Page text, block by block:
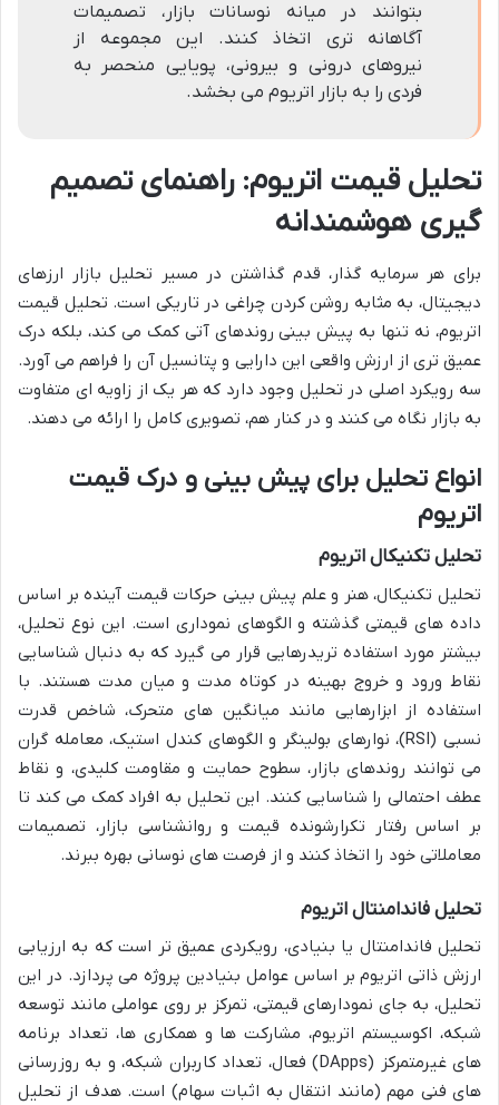
بتوانند در میانه نوسانات بازار، تصمیمات
آگاهانه تری اتخاذ کنند. این مجموعه از
نیروهای درونی و بیرونی، پویایی منحصر به
فردی را به بازار اتریوم می بخشد.
تحلیل قیمت اتریوم: راهنمای تصمیم
گیری هوشمندانه
برای هر سرمایه گذار، قدم گذاشتن در مسیر تحلیل بازار ارزهای
دیجیتال، به مثابه روشن کردن چراغی در تاریکی است. تحلیل قیمت
اتریوم، نه تنها به پیش بینی روندهای آتی کمک می کند، بلکه درک
عمیق تری از ارزش واقعی این دارایی و پتانسیل آن را فراهم می آورد.
سه رویکرد اصلی در تحلیل وجود دارد که هر یک از زاویه ای متفاوت
به بازار نگاه می کنند و در کنار هم، تصویری کامل را ارائه می دهند.
انواع تحلیل برای پیش بینی و درک قیمت
اتریوم
تحلیل تکنیکال اتریوم
تحلیل تکنیکال، هنر و علم پیش بینی حرکات قیمت آینده بر اساس
داده های قیمتی گذشته و الگوهای نموداری است. این نوع تحلیل،
بیشتر مورد استفاده تریدرهایی قرار می گیرد که به دنبال شناسایی
نقاط ورود و خروج بهینه در کوتاه مدت و میان مدت هستند. با
استفاده از ابزارهایی مانند میانگین های متحرک، شاخص قدرت
نسبی (RSI)، نوارهای بولینگر و الگوهای کندل استیک، معامله گران
می توانند روندهای بازار، سطوح حمایت و مقاومت کلیدی، و نقاط
عطف احتمالی را شناسایی کنند. این تحلیل به افراد کمک می کند تا
بر اساس رفتار تکرارشونده قیمت و روانشناسی بازار، تصمیمات
معاملاتی خود را اتخاذ کنند و از فرصت های نوسانی بهره ببرند.
تحلیل فاندامنتال اتریوم
تحلیل فاندامنتال یا بنیادی، رویکردی عمیق تر است که به ارزیابی
ارزش ذاتی اتریوم بر اساس عوامل بنیادین پروژه می پردازد. در این
تحلیل، به جای نمودارهای قیمتی، تمرکز بر روی عواملی مانند توسعه
شبکه، اکوسیستم اتریوم، مشارکت ها و همکاری ها، تعداد برنامه
های غیرمتمرکز (DApps) فعال، تعداد کاربران شبکه، و به روزرسانی
های فنی مهم (مانند انتقال به اثبات سهام) است. هدف از تحلیل